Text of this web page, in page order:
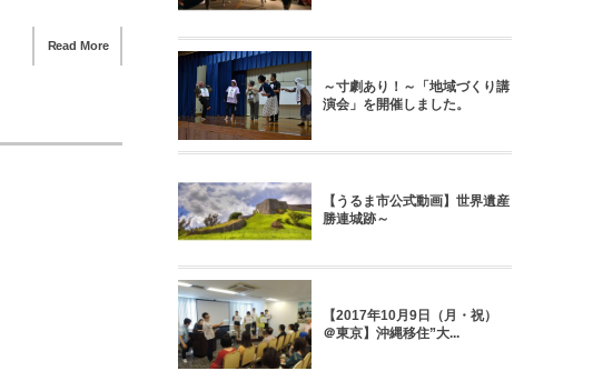
Read More
～寸劇あり！～「地域づくり講
演会」を開催しました。
【うるま市公式動画】世界遺産
勝連城跡～
【2017年10月9日（月・祝）
＠東京】沖縄移住”大...